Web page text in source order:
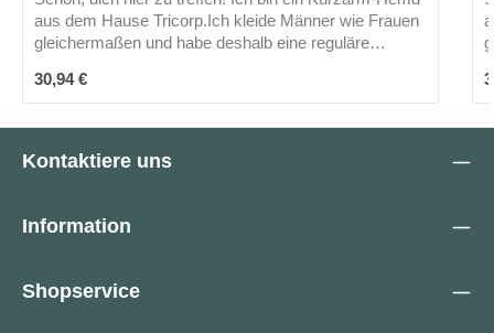
aus dem Hause Tricorp.Ich kleide Männer wie Frauen
gleichermaßen und habe deshalb eine reguläre
unterstützt die Bewegungsfreiheit. 2 aufgesetzte
Brusttaschen und ein Button-Down Kragen runden
mein Profil ab.Neugierig?Mich gibt es in 3 Farben.
Regulärer Preis:
30,94 €
Kontaktiere uns
Information
Shopservice